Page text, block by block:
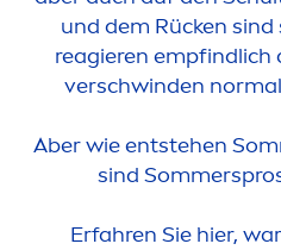
und dem Rücken sind
reagieren empfindlich
verschwinden
Aber wie entstehen
sind
Erfahren Sie hier,